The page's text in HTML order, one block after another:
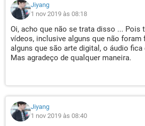
Jiyang
1 nov 2019 às 08:18
Oi, acho que não se trata disso ... Pois
vídeos, inclusive alguns que não
alguns que são arte digital, o áudio
Mas agradeço de qualquer maneira.
Jiyang
1 nov 2019 às 08:40